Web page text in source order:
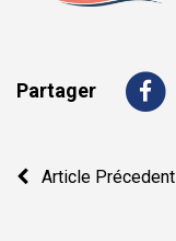
Partager
Navigation
Article Précedent